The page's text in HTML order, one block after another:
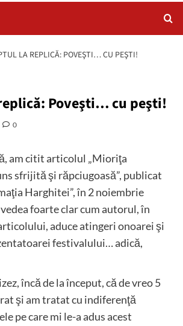
LA REPLICĂ: POVEŞTI… CU PEŞTI!
Poveşti… cu peşti!
0
am citit articolul „Mioriţa
sfrijită şi răpciugoasă”, publicat
Harghitei”, în 2 noiembrie
foarte clar cum autorul, în
aduce atingeri onoarei şi
festivalului… adică,
încă de la început, că de vreo 5
şi am tratat cu indiferenţă
pe care mi le-a adus acest